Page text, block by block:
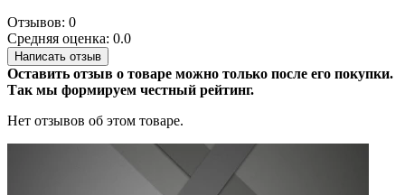
Отзывов: 0
Средняя оценка: 0.0
Написать отзыв
Оставить отзыв о товаре можно только после его покупки.
Так мы формируем честный рейтинг.
Нет отзывов об этом товаре.